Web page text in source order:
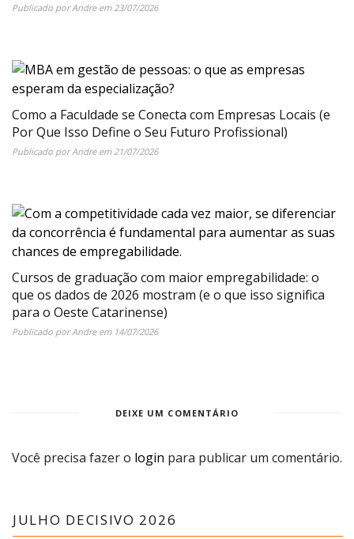
Publicado porAndreem 23/07/2026
Como a Faculdade se Conecta com Empresas Locais (e
Por Que Isso Define o Seu Futuro Profissional)
Publicado porAndreem 21/07/2026
Cursos de graduação com maior empregabilidade: o
que os dados de 2026 mostram (e o que isso significa
para o Oeste Catarinense)
Publicado porAndreem 14/07/2026
DEIXE UM COMENTÁRIO
Você precisa fazer o login para publicar um comentário.
JULHO DECISIVO 2026